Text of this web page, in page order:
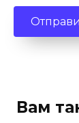
Вам